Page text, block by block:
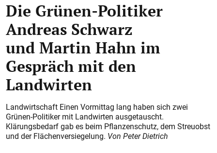
Die Grünen-Politiker
Andreas Schwarz
und Martin Hahn im
Gespräch mit den
Landwirten
Landwirtschaft Einen Vormittag lang haben sich zwei
Grünen-Politiker mit Landwirten ausgetauscht.
Klärungsbedarf gab es beim Pflanzenschutz, dem Streuobst
und der Flächenversiegelung. Von Peter Dietrich